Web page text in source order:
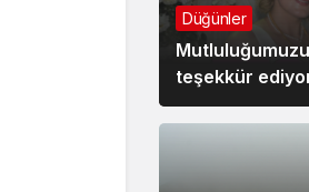
Düğünler
teşekkür